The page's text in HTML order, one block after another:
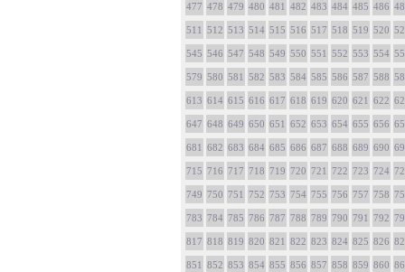
477 478 479 480 481 482 483 484 485 486
511 512 513 514 515 516 517 518 519 520
545 546 547 548 549 550 551 552 553 554
579 580 581 582 583 584 585 586 587 588
613 614 615 616 617 618 619 620 621 622
647 648 649 650 651 652 653 654 655 656
681 682 683 684 685 686 687 688 689 690
715 716 717 718 719 720 721 722 723 724
749 750 751 752 753 754 755 756 757 758
783 784 785 786 787 788 789 790 791 792
817 818 819 820 821 822 823 824 825 826
851 852 853 854 855 856 857 858 859 860